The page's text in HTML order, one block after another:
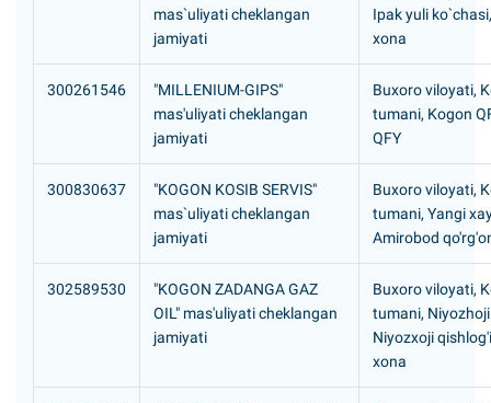
mas`uliyati cheklangan
jamiyati
Ipak yuli
хona
300261546
"MILLENIUM-GIPS"
mas'uliyati cheklangan
jamiyati
Buxoro viloyati,
tumani, Kogon
QFY
300830637
"KOGON KOSIB SERVIS"
mas`uliyati cheklangan
jamiyati
Buxoro viloyati,
tumani, Yangi
Amirobod
302589530
"KOGON ZADANGA GAZ
OIL" mas'uliyati cheklangan
jamiyati
Buxoro viloyati,
tumani, Niyozhoji
Niyozxoji
xona